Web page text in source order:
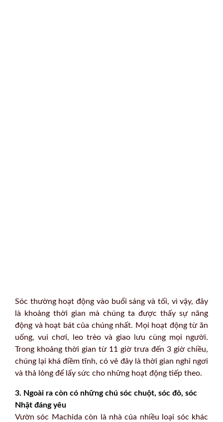
Sóc thường hoạt động vào buổi sáng và tối, vì vậy, đây
là khoảng thời gian mà chúng ta được thấy sự năng
động và hoạt bát của chúng nhất. Mọi hoạt động từ ăn
uống, vui chơi, leo trèo và giao lưu cùng mọi người.
Trong khoảng thời gian từ 11 giờ trưa đến 3 giờ chiều,
chúng lại khá điềm tĩnh, có vẻ đây là thời gian nghỉ ngơi
và thả lỏng để lấy sức cho những hoạt động tiếp theo.
3. Ngoài ra còn có những chú sóc chuột, sóc đỏ, sóc
Nhật đáng yêu
Vườn sóc Machida còn là nhà của nhiều loại sóc khác